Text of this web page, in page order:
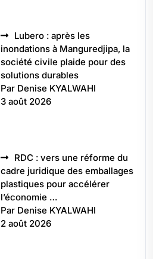
Lubero : après les
inondations à Manguredjipa, la
société civile plaide pour des
solutions durables
Par Denise KYALWAHI
3 août 2026
RDC : vers une réforme du
cadre juridique des emballages
plastiques pour accélérer
l’économie …
Par Denise KYALWAHI
2 août 2026